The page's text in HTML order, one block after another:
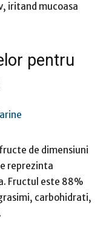
iritand mucoasa
pentru
de dimensiuni
reprezinta
Fructul este 88%
carbohidrati,